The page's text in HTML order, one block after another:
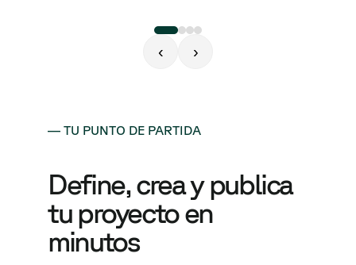
‹ ›
— TU PUNTO DE PARTIDA
Define, crea y publica
tu proyecto en
minutos